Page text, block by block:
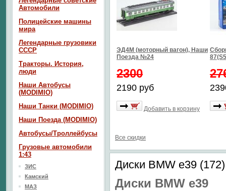
ЭД4М (моторный вагон), Наши
Поезда №24
2300
2190 руб
Добавить в корзину
Все скидки
Диски BMW e39 (172)
Диски BMW e39
Автомобили
Полицейские машины
мира
Легендарные грузовики
СССР
Тракторы. История,
люди
Наши Автобусы
(MODIMIO)
Наши Танки (MODIMIO)
Наши Поезда (MODIMIO)
Автобусы/Троллейбусы
Грузовые автомобили
1:43
ЗИС
Камский
МАЗ